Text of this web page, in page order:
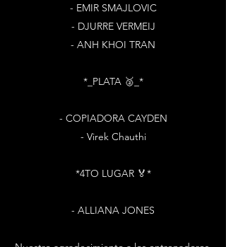
- EMIR SMAJLOVIC
- DJURRE VERMEIJ
- ANH KHOI TRAN
*_PLATA 🥈_*
- COPIADORA CAYDEN
- Virek Chauthi
*4TO LUGAR 🏅*
- ALLIANA JONES